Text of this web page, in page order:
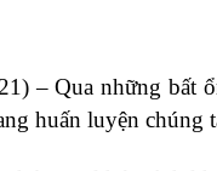
– Qua những bất
huấn luyện chúng